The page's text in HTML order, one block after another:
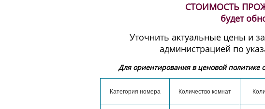
СТОИМОСТЬ
будет
Уточнить актуальные цены и
администрацией по
Для ориентирования в ценовой политике
Категория номера Количество комнат